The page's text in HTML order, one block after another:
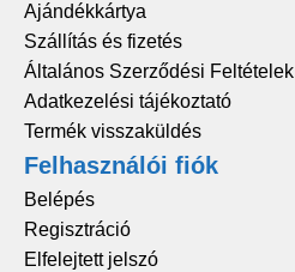
Ajándékkártya
Szállítás és fizetés
Általános Szerződési Feltételek
Adatkezelési tájékoztató
Termék visszaküldés
Felhasználói fiók
Belépés
Regisztráció
Elfelejtett jelszó